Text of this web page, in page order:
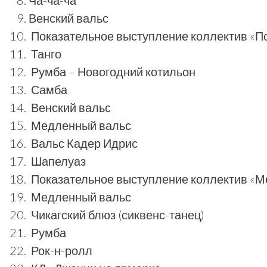
Венский вальс
Показательное выступление коллектив
Танго
Румба – Новогодний котильон
Самба
Венский вальс
Медленный вальс
Вальс Кадер Идрис
Шапелуаз
Показательное выступление коллектив
Медленный вальс
Чикагский блюз (сиквенс-танец)
Румба
Рок-н-ролл